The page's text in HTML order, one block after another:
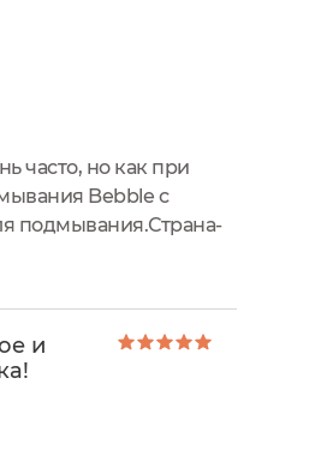
часто, но как при
Bebble с
подмывания.Страна-
и